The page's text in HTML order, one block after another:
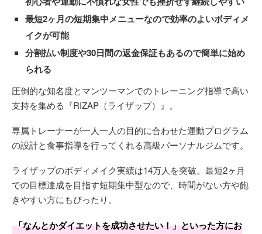
最短2ヶ月の短期集中メニューなので効率のよいボディメ
イクが可能
分割払い制度や30日間の返金保証もあるので簡単に始め
られる
圧倒的な知名度とマンツーマンでのトレーニング指導で高い
支持を集める『RIZAP（ライザップ）』。
専属トレーナーが一人一人の目的に合わせた運動プログラム
の設計と食事指導を行ってくれる高級パーソナルジムです。
ライザップのボディメイク実績は14万人を突破。最短2ヶ月
での目標達成を目指す短期集中型なので、時間がない方や飽
きやすい方にもぴったり。
「なんとかダイエットを成功させたい！」といった方にお